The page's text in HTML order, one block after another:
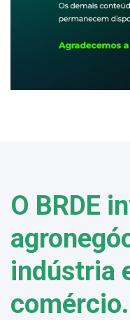
O BRDE
indústria
comércio.